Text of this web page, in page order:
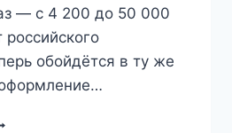
— с 4 200 до 50 000
российского
обойдётся в ту же